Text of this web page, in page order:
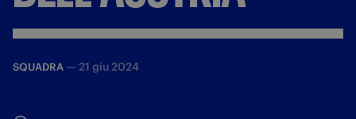
SQUADRA — 21 giu 2024